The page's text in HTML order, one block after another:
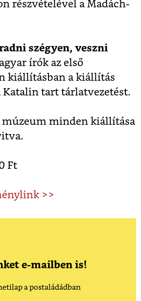
részvételével a Madách-
szégyen, veszni
írók az első
kiállításban a kiállítás
Katalin tart tárlatvezetést.
múzeum minden kiállítása
Ft
>>
e-mailben is!
a postaládádban